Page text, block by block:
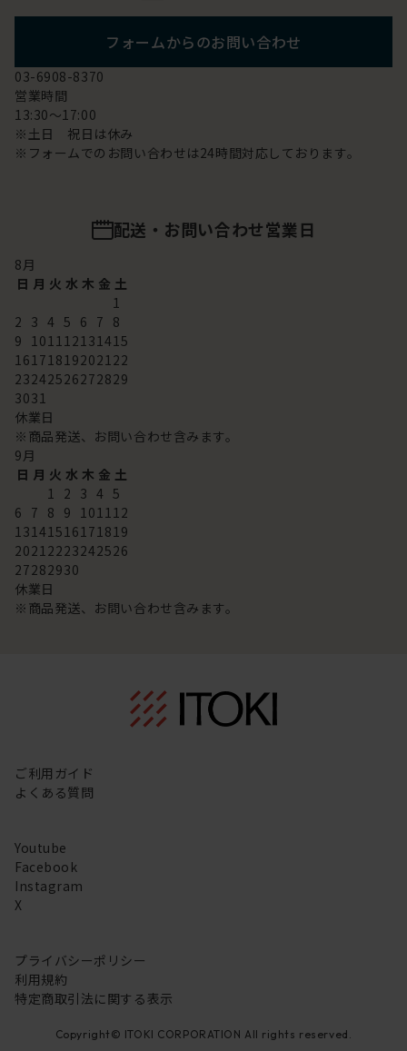
フォームからのお問い合わせ
03-6908-8370
営業時間
13:30～17:00
※土日 祝日は休み
※フォームでのお問い合わせは24時間対応しております。
配送・お問い合わせ営業日
8月
日 月 火 水 木 金 土
1
2 3 4 5 6 7 8
9 101112131415
16171819202122
23242526272829
3031
休業日
※商品発送、お問い合わせ含みます。
9月
日 月 火 水 木 金 土
1 2 3 4 5
6 7 8 9 101112
13141516171819
20212223242526
27282930
休業日
※商品発送、お問い合わせ含みます。
ご利用ガイド
よくある質問
Youtube
Facebook
Instagram
X
プライバシーポリシー
利用規約
特定商取引法に関する表示
Copyright© ITOKI CORPORATION All rights reserved.